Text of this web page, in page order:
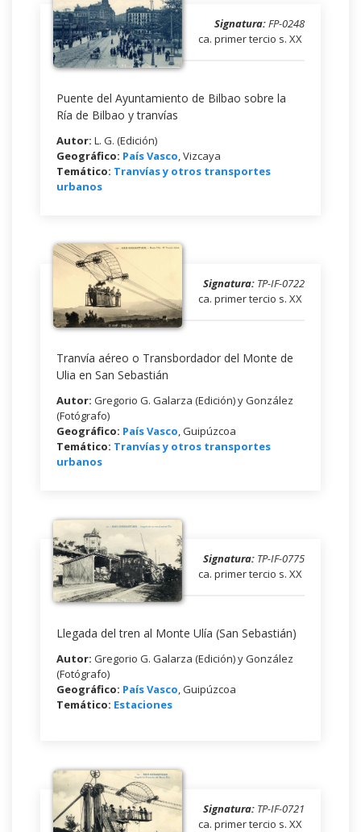
Signatura:FP-0248
ca. primer tercio s. XX
Puente del Ayuntamiento de Bilbao sobre la
Ría de Bilbao y tranvías
Autor: L. G. (Edición)
Geográfico: País Vasco, Vizcaya
Temático: Tranvías y otros transportes
urbanos
Signatura: TP-IF-0722
ca. primer tercio s. XX
Tranvía aéreo o Transbordador del Monte de
Ulia en San Sebastián
Autor: Gregorio G. Galarza (Edición) y González
(Fotógrafo)
Geográfico: País Vasco, Guipúzcoa
Temático: Tranvías y otros transportes
urbanos
Signatura: TP-IF-0775
ca. primer tercio s. XX
Llegada del tren al Monte Ulía (San Sebastián)
Autor: Gregorio G. Galarza (Edición) y González
(Fotógrafo)
Geográfico: País Vasco, Guipúzcoa
Temático: Estaciones
Signatura: TP-IF-0721
ca. primer tercio s. XX